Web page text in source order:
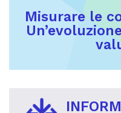
Misurare le